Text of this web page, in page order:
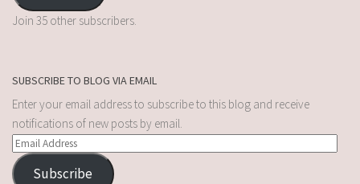
Join 35 other subscribers.
SUBSCRIBE TO BLOG VIA EMAIL
Enter your email address to subscribe to this blog and receive
notifications of new posts by email.
Subscribe